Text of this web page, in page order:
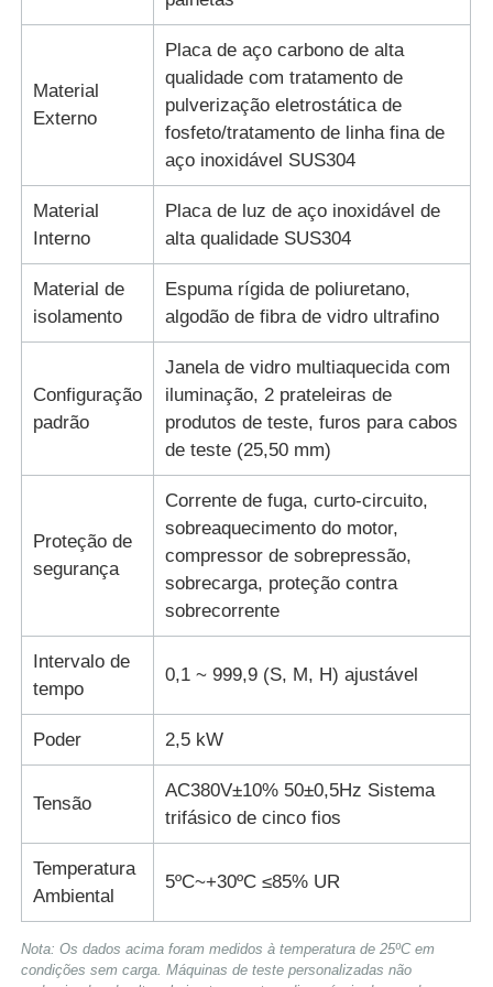
Material
Externo
Placa de aço carbono de alta
qualidade com tratamento de
pulverização eletrostática de
fosfeto/tratamento de linha fina de
aço inoxidável SUS304
Material
Interno
Placa de luz de aço inoxidável de
alta qualidade SUS304
Material de
isolamento
Espuma rígida de poliuretano,
algodão de fibra de vidro ultrafino
Configuração
padrão
Janela de vidro multiaquecida com
iluminação, 2 prateleiras de
produtos de teste, furos para cabos
de teste (25,50 mm)
Proteção de
segurança
Corrente de fuga, curto-circuito,
sobreaquecimento do motor,
compressor de sobrepressão,
sobrecarga, proteção contra
sobrecorrente
Intervalo de
tempo
0,1 ~ 999,9 (S, M, H) ajustável
Poder 2,5 kW
Tensão
AC380V±10% 50±0,5Hz Sistema
trifásico de cinco fios
Temperatura
Ambiental
5ºC~+30ºC ≤85% UR
Nota: Os dados acima foram medidos à temperatura de 25ºC em
condições sem carga. Máquinas de teste personalizadas não